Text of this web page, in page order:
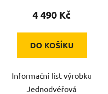
4 490 Kč
DO KOŠÍKU
Informační list výrobku
Jednodvéřová